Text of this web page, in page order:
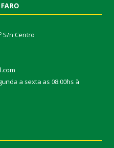
S/n Centro
a sexta as 08:00hs à